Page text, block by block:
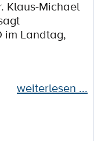
Klaus-Michael
im Landtag,
weiterlesen ...